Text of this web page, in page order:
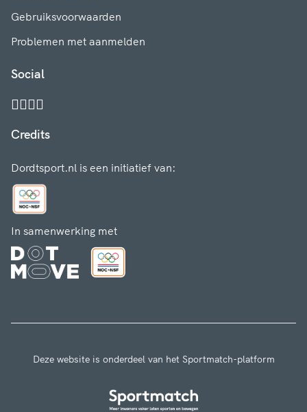
Gebruiksvoorwaarden
Problemen met aanmelden
Social
Credits
Dordtsport.nl is een initiatief van:
In samenwerking met
Deze website is onderdeel van het Sportmatch-platform